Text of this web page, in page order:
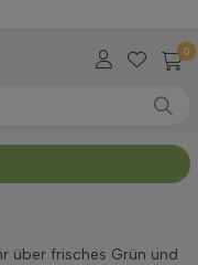
0
über frisches Grün und